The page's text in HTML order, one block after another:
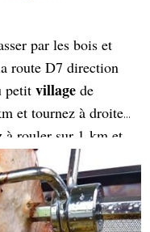
par les bois et
route D7 direction
petit village de
et tournez à droite,
à rouler sur 1 km et
vos bottes, un
apercevez un gros
Approchez-
un couloir